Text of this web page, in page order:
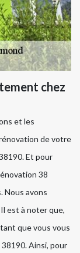
chez
et les
de votre
Et pour
38
Nous avons
est à noter que,
que vous vous
Ainsi, pour